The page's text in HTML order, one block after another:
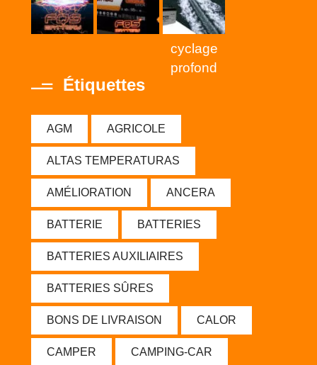
cyclage
profond
Étiquettes
AGM AGRICOLE
ALTAS TEMPERATURAS
AMÉLIORATION ANCERA
BATTERIE BATTERIES
BATTERIES AUXILIAIRES
BATTERIES SÛRES
BONS DE LIVRAISON CALOR
CAMPER CAMPING-CAR